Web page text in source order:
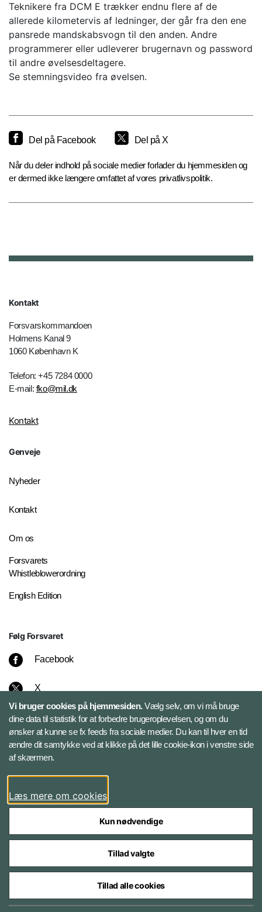
Teknikere fra DCM E trækker endnu flere af de
allerede kilometervis af ledninger, der går fra den ene
pansrede mandskabsvogn til den anden. Andre
programmerer eller udleverer brugernavn og password
til andre øvelsesdeltagere.
Se stemningsvideo fra øvelsen.
Del på Facebook Del på X
Når du deler indhold på sociale medier forlader du hjemmesiden og
er dermed ikke længere omfattet af vores privatlivspolitik.
Kontakt
Forsvarskommandoen
Holmens Kanal 9
1060 København K
Telefon: +45 7284 0000
E-mail: fko@mil.dk
Kontakt
Genveje
Nyheder
Kontakt
Om os
Forsvarets
Whistleblowerordning
English Edition
Følg Forsvaret
Facebook
X
Instagram
Bluesky
LinkedIn
Styrelser og myndigheder under Forsvarsministeriet
Vi bruger cookies på hjemmesiden.Vælg selv, om vi må bruge
dine data til statistik for at forbedre brugeroplevelsen, og om du
ønsker at kunne se fx feeds fra sociale medier. Du kan til hver en tid
ændre dit samtykke ved at klikke på det lille cookie-ikon i venstre side
af skærmen.
Læs mere om cookies
Kun nødvendige
Tillad valgte
Tillad alle cookies